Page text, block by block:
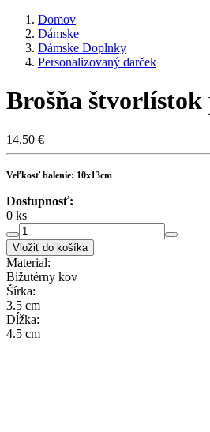
Domov
Dámske
Dámske Doplnky
Personalizovaný darček
Brošňa štvorlístok
14,50 €
Veľkosť balenie: 10x13cm
Dostupnosť:
0 ks
Vložiť do košíka
Material:
Bižutérny kov
Šírka:
3.5 cm
Dĺžka:
4.5 cm